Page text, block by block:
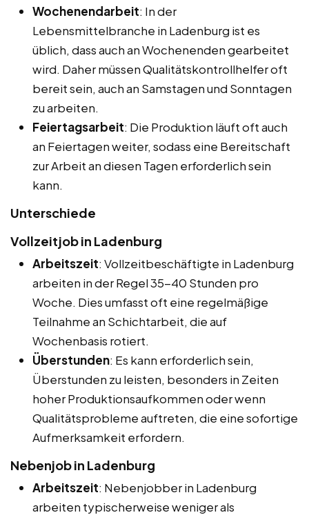
Wochenendarbeit: In der
Lebensmittelbranche in Ladenburg ist es
üblich, dass auch an Wochenenden gearbeitet
wird. Daher müssen Qualitätskontrollhelfer oft
bereit sein, auch an Samstagen und Sonntagen
zu arbeiten.
Feiertagsarbeit: Die Produktion läuft oft auch
an Feiertagen weiter, sodass eine Bereitschaft
zur Arbeit an diesen Tagen erforderlich sein
kann.
Unterschiede
Vollzeitjob in Ladenburg
Arbeitszeit: Vollzeitbeschäftigte in Ladenburg
arbeiten in der Regel 35-40 Stunden pro
Woche. Dies umfasst oft eine regelmäßige
Teilnahme an Schichtarbeit, die auf
Wochenbasis rotiert.
Überstunden: Es kann erforderlich sein,
Überstunden zu leisten, besonders in Zeiten
hoher Produktionsaufkommen oder wenn
Qualitätsprobleme auftreten, die eine sofortige
Aufmerksamkeit erfordern.
Nebenjob in Ladenburg
Arbeitszeit: Nebenjobber in Ladenburg
arbeiten typischerweise weniger als